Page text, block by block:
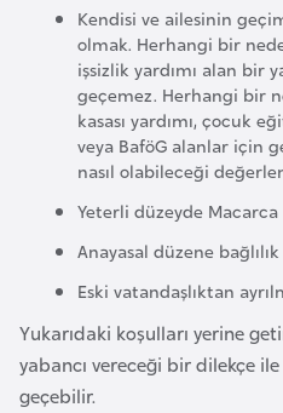
Kendisi ve ailesinin
olmak. Herhangi bir
işsizlik yardımı alan bir
geçemez. Herhangi bir
kasası yardımı, çocuk
veya BaföG alanlar için
nasıl olabileceği
Yeterli düzeyde
Anayasal düzene
Eski vatandaşlıktan
Yukarıdaki koşulları yerine
yabancı vereceği bir dilekçe
geçebilir.
D
a
n